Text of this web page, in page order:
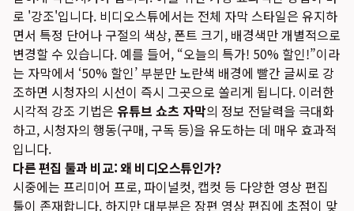
로 '강조'입니다. 비디오스튜에서는 전체 자막 스타일은 유지하
면서 특정 단어나 구절의 색상, 폰트 크기, 배경색만 개별적으로
변경할 수 있습니다. 예를 들어, “오늘의 특가! 50% 할인!”이라
는 자막에서 ‘50% 할인’ 부분만 노란색 배경에 빨간 글씨로 강
조하면 시청자의 시선이 즉시 그곳으로 쏠리게 됩니다. 이러한
시각적 강조 기법은 유튜브 쇼츠 자막의 정보 전달력을 극대화
하고, 시청자의 행동(구매, 구독 등)을 유도하는 데 매우 효과적
입니다.
다른 편집 툴과 비교: 왜 비디오스튜인가?
시중에는 프리미어 프로, 파이널컷, 캡컷 등 다양한 영상 편집
툴이 존재합니다. 하지만 대부분은 장편 영상 편집에 초점이 맞